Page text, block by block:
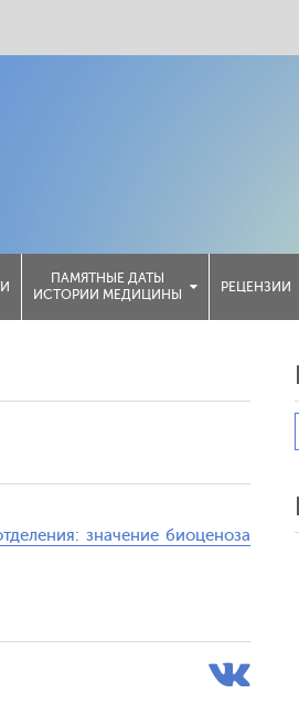
ПАМЯТНЫЕ ДАТЫ
ИСТОРИИ МЕДИЦИНЫ
РЕЦЕНЗИИ
значение биоценоза